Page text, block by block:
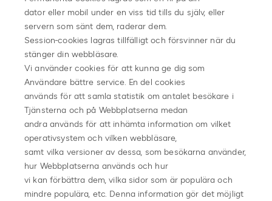
dator eller mobil under en viss tid tills du själv, eller
servern som sänt dem, raderar dem.
Session-cookies lagras tillfälligt och försvinner när du
stänger din webbläsare.
Vi använder cookies för att kunna ge dig som
Användare bättre service. En del cookies
används för att samla statistik om antalet besökare i
Tjänsterna och på Webbplatserna medan
andra används för att inhämta information om vilket
operativsystem och vilken webbläsare,
samt vilka versioner av dessa, som besökarna använder,
hur Webbplatserna används och hur
vi kan förbättra dem, vilka sidor som är populära och
mindre populära, etc. Denna information gör det möjligt